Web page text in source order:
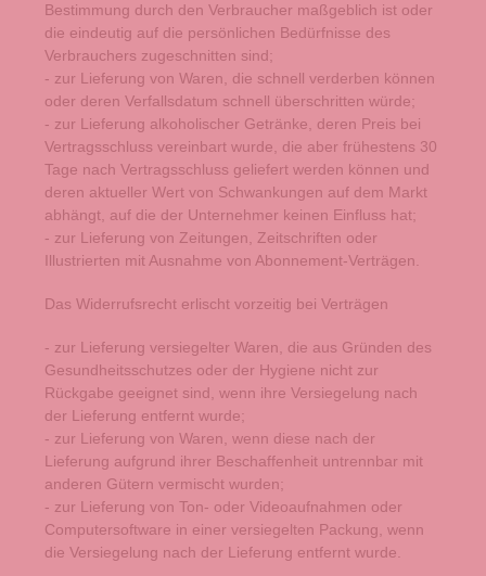
Bestimmung durch den Verbraucher maßgeblich ist oder
die eindeutig auf die persönlichen Bedürfnisse des
Verbrauchers zugeschnitten sind;
- zur Lieferung von Waren, die schnell verderben können
oder deren Verfallsdatum schnell überschritten würde;
- zur Lieferung alkoholischer Getränke, deren Preis bei
Vertragsschluss vereinbart wurde, die aber frühestens 30
Tage nach Vertragsschluss geliefert werden können und
deren aktueller Wert von Schwankungen auf dem Markt
abhängt, auf die der Unternehmer keinen Einfluss hat;
- zur Lieferung von Zeitungen, Zeitschriften oder
Illustrierten mit Ausnahme von Abonnement-Verträgen.
Das Widerrufsrecht erlischt vorzeitig bei Verträgen
- zur Lieferung versiegelter Waren, die aus Gründen des
Gesundheitsschutzes oder der Hygiene nicht zur
Rückgabe geeignet sind, wenn ihre Versiegelung nach
der Lieferung entfernt wurde;
- zur Lieferung von Waren, wenn diese nach der
Lieferung aufgrund ihrer Beschaffenheit untrennbar mit
anderen Gütern vermischt wurden;
- zur Lieferung von Ton- oder Videoaufnahmen oder
Computersoftware in einer versiegelten Packung, wenn
die Versiegelung nach der Lieferung entfernt wurde.